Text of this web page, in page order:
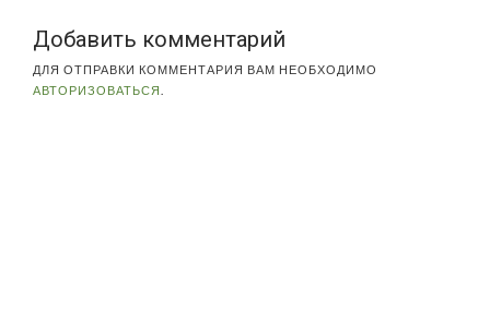
Добавить комментарий
ДЛЯ ОТПРАВКИ КОММЕНТАРИЯ ВАМ НЕОБХОДИМО
АВТОРИЗОВАТЬСЯ